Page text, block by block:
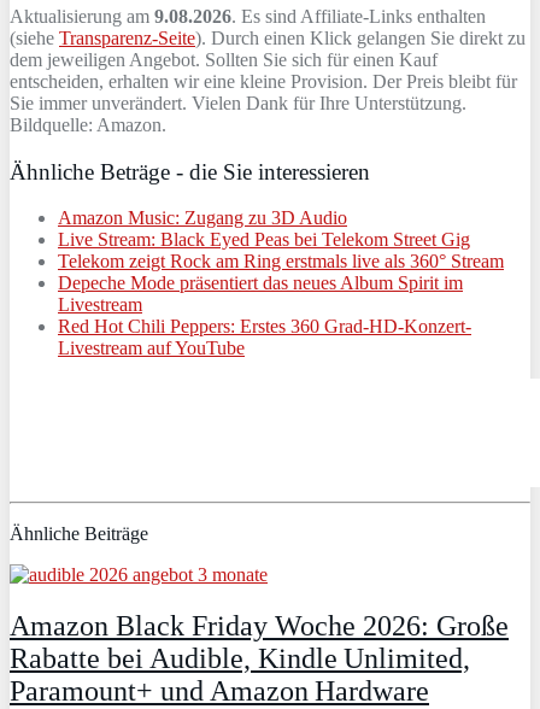
Aktualisierung am 9.08.2026. Es sind Affiliate-Links enthalten
(siehe Transparenz-Seite). Durch einen Klick gelangen Sie direkt zu
dem jeweiligen Angebot. Sollten Sie sich für einen Kauf
entscheiden, erhalten wir eine kleine Provision. Der Preis bleibt für
Sie immer unverändert. Vielen Dank für Ihre Unterstützung.
Bildquelle: Amazon.
Ähnliche Beträge - die Sie interessieren
Amazon Music: Zugang zu 3D Audio
Live Stream: Black Eyed Peas bei Telekom Street Gig
Telekom zeigt Rock am Ring erstmals live als 360° Stream
Depeche Mode präsentiert das neues Album Spirit im
Livestream
Red Hot Chili Peppers: Erstes 360 Grad-HD-Konzert-
Livestream auf YouTube
Ähnliche Beiträge
Amazon Black Friday Woche 2026: Große
Rabatte bei Audible, Kindle Unlimited,
Paramount+ und Amazon Hardware